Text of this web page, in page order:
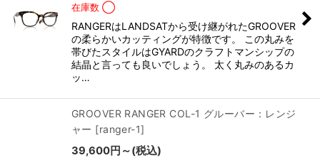
在庫数 ◯
RANGERはLANDSATから受け継がれたGROOVER
の柔らかいカッティングが特徴です。 この丸みを
帯びたスタイルはGYARDのクラフトマンシップの
結晶と言っても良いでしょう。 太く丸みのあるカ
ッ…
GROOVER RANGER COL-1 グルーバー：レンジ
ャー [ranger-1]
39,600円 ～(税込)